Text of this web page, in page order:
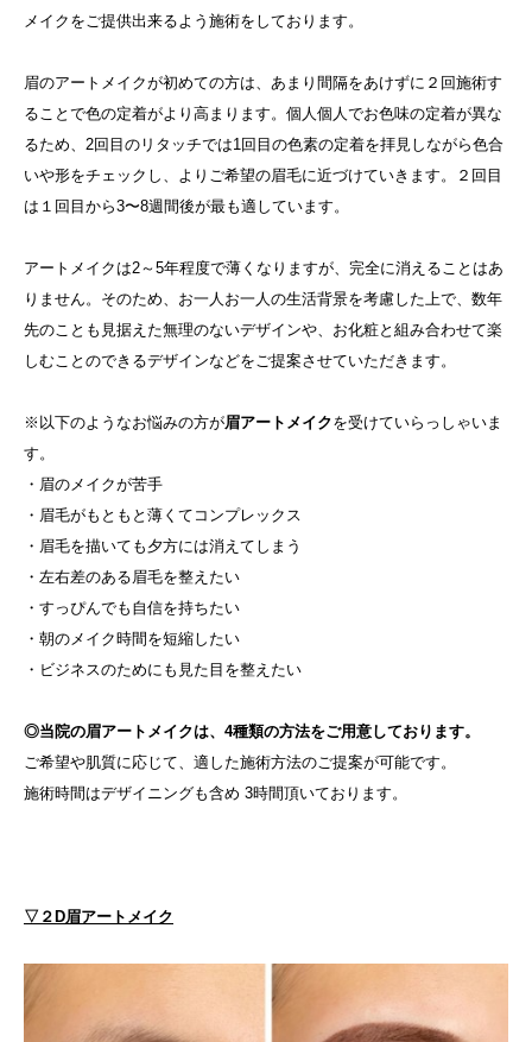
メイクをご提供出来るよう施術をしております。
眉のアートメイクが初めての方は、あまり間隔をあけずに２回施術す
ることで色の定着がより高まります。個人個人でお色味の定着が異な
るため、2回目のリタッチでは1回目の色素の定着を拝見しながら色合
いや形をチェックし、よりご希望の眉毛に近づけていきます。２回目
は１回目から3〜8週間後が最も適しています。
アートメイクは2～5年程度で薄くなりますが、完全に消えることはあ
りません。そのため、お一人お一人の生活背景を考慮した上で、数年
先のことも見据えた無理のないデザインや、お化粧と組み合わせて楽
しむことのできるデザインなどをご提案させていただきます。
※以下のようなお悩みの方が眉アートメイクを受けていらっしゃいま
す。
・眉のメイクが苦手
・眉毛がもともと薄くてコンプレックス
・眉毛を描いても夕方には消えてしまう
・左右差のある眉毛を整えたい
・すっぴんでも自信を持ちたい
・朝のメイク時間を短縮したい
・ビジネスのためにも見た目を整えたい
◎当院の眉アートメイクは、4種類の方法をご用意しております。
ご希望や肌質に応じて、適した施術方法のご提案が可能です。
施術時間はデザイニングも含め 3時間頂いております。
▽２D眉アートメイク